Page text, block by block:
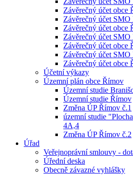
Závěrečný účet obce
Závěrečný účet SMO
Závěrečný účet obce
Závěrečný účet SMO
Závěrečný účet obce
Závěrečný účet SMO
Závěrečný účet obce
Účetní výkazy
Územní plán obce Římov
Územní studie
Územní studie Římov
Změna ÚP Římov č.1
územní studie
4A,4
Změna ÚP Římov č.2
Úřad
Veřejnoprávní smlouvy -
Úřední deska
Obecně závazné vyhlášky